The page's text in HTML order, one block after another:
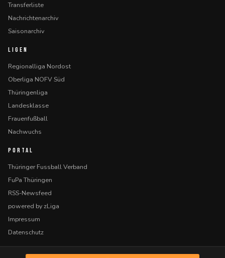
Transferliste
Nachrichtenarchiv
Saisonarchiv
LIGEN
Regionalliga Nordost
Oberliga NOFV Süd
Thüringenliga
Landesklasse
Frauenfußball
Nachwuchs
PORTAL
Thüringer Fussball Verband
FuPa Thüringen
RSS-Newsfeed
powered by zLiga
Impressum
Datenschutz